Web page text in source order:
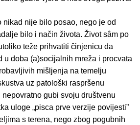
nikad nije bilo posao, nego je od
bilo i način života. Život sâm po
teže prihvatiti činjenicu da
u doba (a)socijalnih mreža i procvata
mišljenja na temelju
uz patološki raspršenu
nepovratno gubi svoju društvenu
uloge „pisca prve verzije povijesti”
s terena, nego zbog pogubnih